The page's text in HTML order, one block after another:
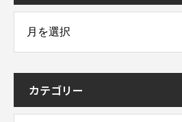
カテゴリー